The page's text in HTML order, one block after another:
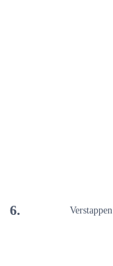
6. Verstappen